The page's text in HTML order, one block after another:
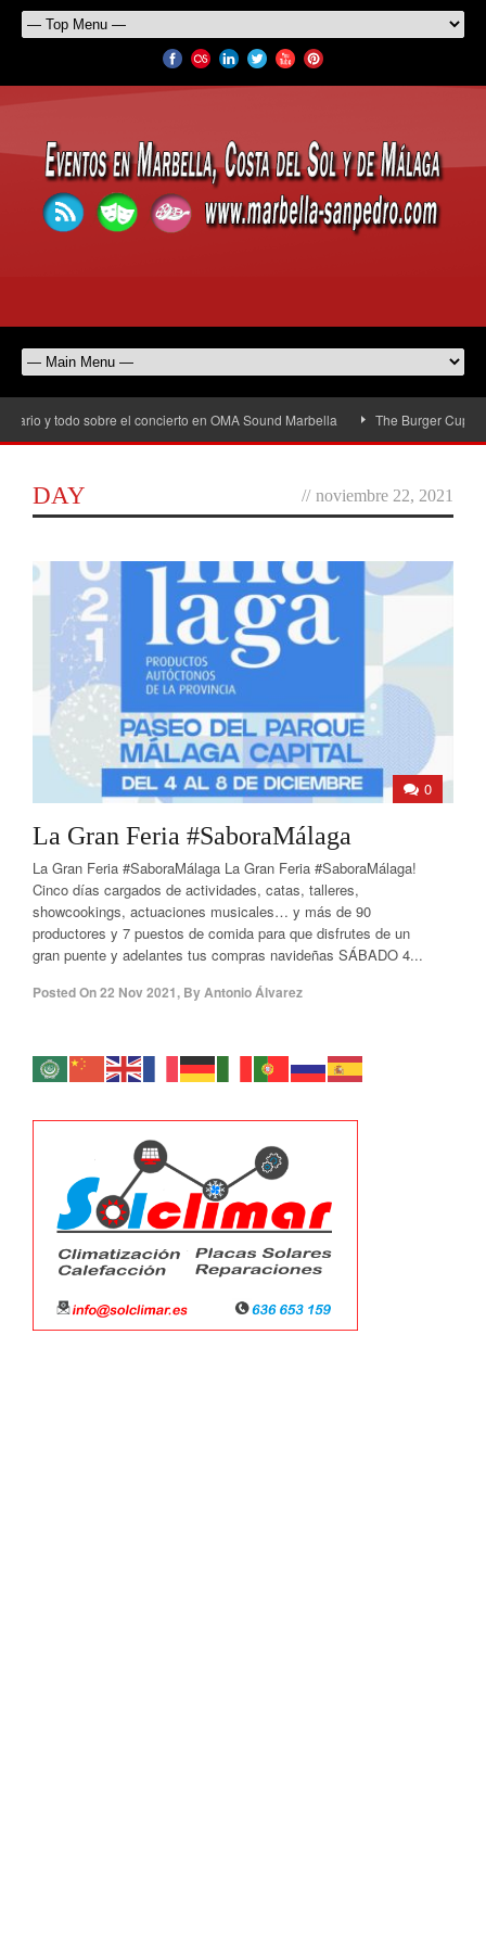
y todo sobre el concierto en OMA Sound Marbella The Burger Cup
DAY // noviembre 22, 2021
0
La Gran Feria #SaboraMálaga
La Gran Feria #SaboraMálaga La Gran Feria #SaboraMálaga!
Cinco días cargados de actividades, catas, talleres,
showcookings, actuaciones musicales… y más de 90
productores y 7 puestos de comida para que disfrutes de un
gran puente y adelantes tus compras navideñas SÁBADO 4...
Posted On22 Nov 2021, ByAntonio Álvarez